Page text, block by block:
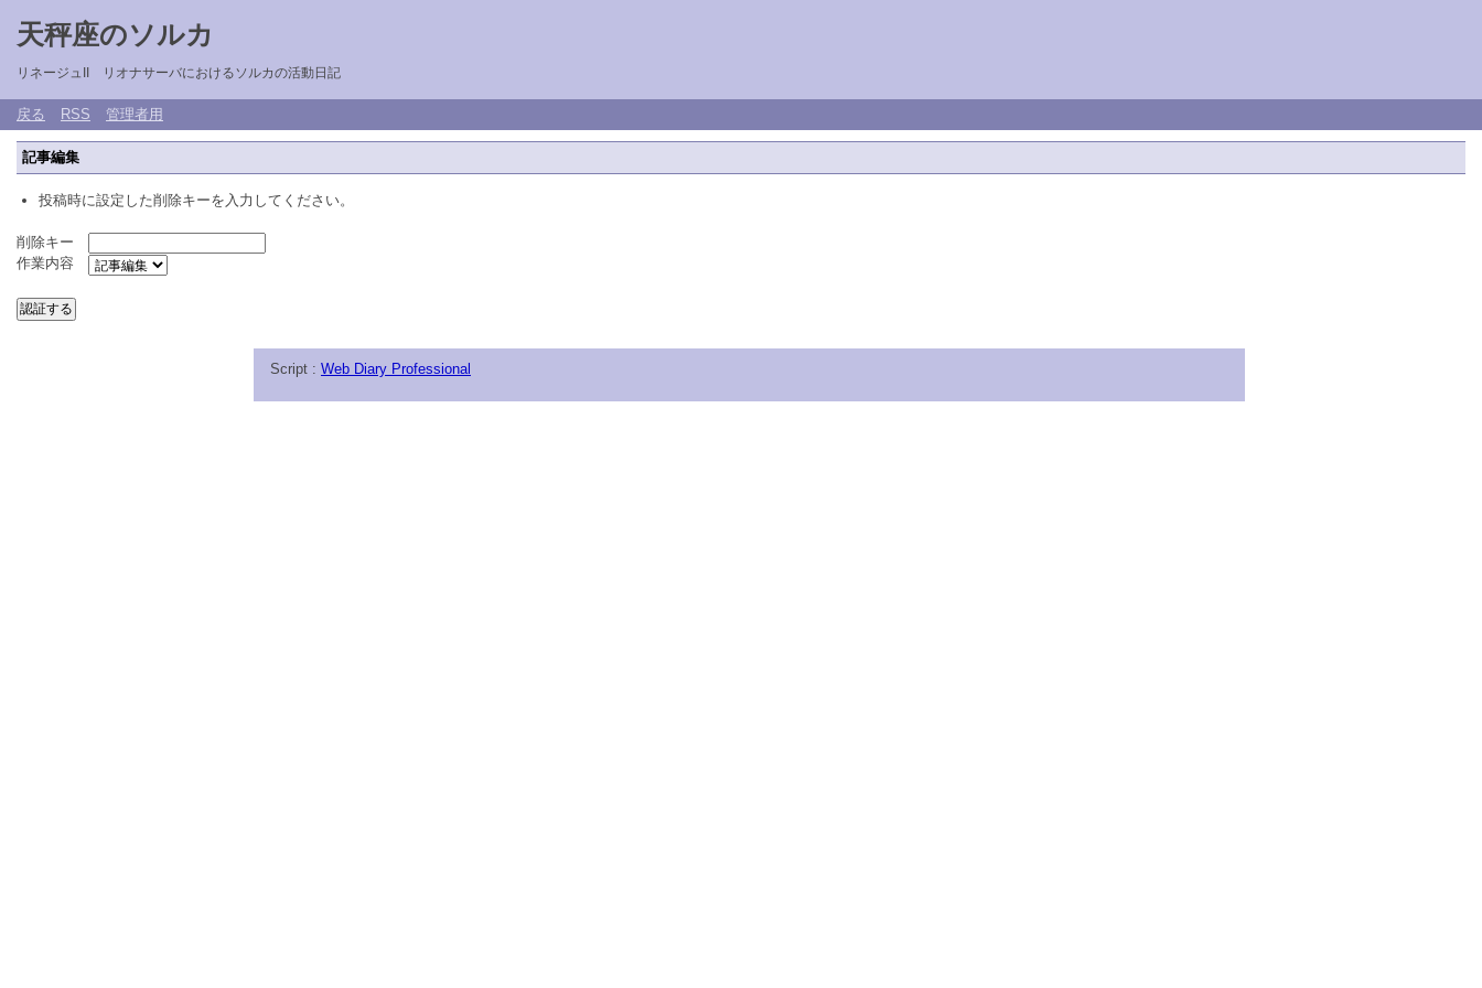
天秤座のソルカ
リネージュII リオナサーバにおけるソルカの活動日記
戻る RSS 管理者用
記事編集
投稿時に設定した削除キーを入力してください。
削除キー
作業内容
Script : Web Diary Professional